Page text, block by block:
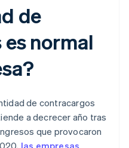
de
normal
de contracargos
a decrecer año tras
que provocaron